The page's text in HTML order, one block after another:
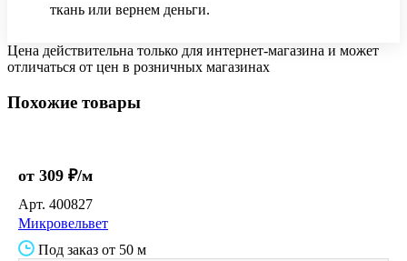
ткань или вернем деньги.
Цена действительна только для интернет-магазина и может
отличаться от цен в розничных магазинах
Похожие товары
от 309 ₽/м
Арт. 400827
Микровельвет
Под заказ от 50 м